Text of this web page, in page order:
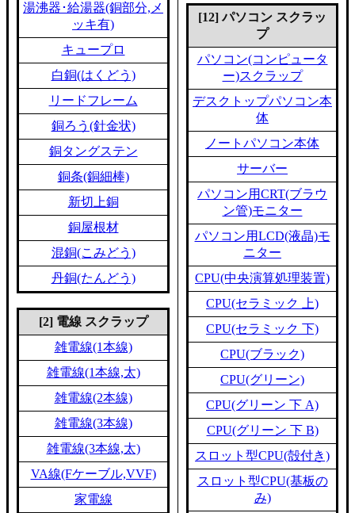
湯沸器･給湯器(銅部分,メ
ッキ有)
キュープロ
白銅(はくどう)
リードフレーム
銅ろう(針金状)
銅タングステン
銅条(銅細棒)
新切上銅
銅屋根材
混銅(こみどう)
丹銅(たんどう)
[2] 電線 スクラップ
雑電線(1本線)
雑電線(1本線,太)
雑電線(2本線)
雑電線(3本線)
雑電線(3本線,太)
VA線(Fケーブル,VVF)
家電線
[12] パソコン スクラッ
プ
パソコン(コンピュータ
ー)スクラップ
デスクトップパソコン本
体
ノートパソコン本体
サーバー
パソコン用CRT(ブラウ
ン管)モニター
パソコン用LCD(液晶)モ
ニター
CPU(中央演算処理装置)
CPU(セラミック 上)
CPU(セラミック 下)
CPU(ブラック)
CPU(グリーン)
CPU(グリーン 下 A)
CPU(グリーン 下 B)
スロット型CPU(殻付き)
スロット型CPU(基板の
み)